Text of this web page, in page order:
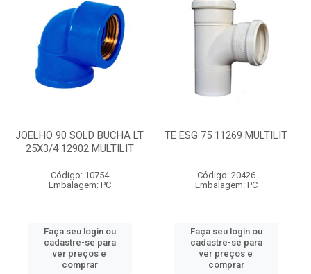
JOELHO 90 SOLD BUCHA LT
25X3/4 12902 MULTILIT
Código: 10754
Embalagem: PC
Faça seu login ou
cadastre-se para
ver preços e
comprar
TE ESG 75 11269 MULTILIT
Código: 20426
Embalagem: PC
Faça seu login ou
cadastre-se para
ver preços e
comprar